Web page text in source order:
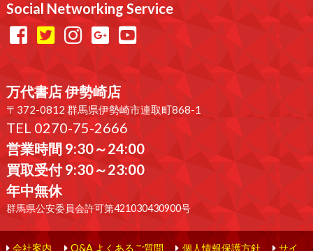
Social Networking Service
万代書店 伊勢崎店
〒372-0812 群馬県伊勢崎市連取町868-1
TEL 0270-75-2666
営業時間 9:30～24:00
買取受付 9:30～23:00
年中無休
群馬県公安委員会許可第421030430900号
会社案内 Q&A よくあるご質問 個人情報保護方針 サイ